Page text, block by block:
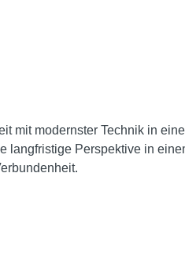
mit modernster Technik in
langfristige Perspektive in